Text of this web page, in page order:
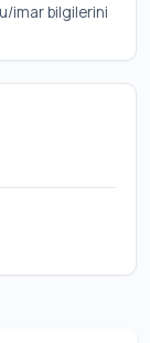
imar bilgilerini